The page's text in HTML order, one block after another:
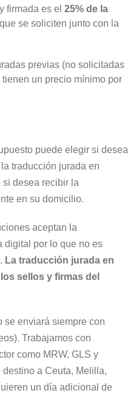
firmada es el 25% de la
se soliciten junto con la
previas (no solicitadas
un precio mínimo por
puede elegir si desea
traducción jurada en
desea recibir la
en su domicilio.
aceptan la
digital por lo que no es
La traducción jurada en
sellos y firmas del
se enviará siempre con
Trabajamos con
como MRW, GLS y
a Ceuta, Melilla,
un día adicional de